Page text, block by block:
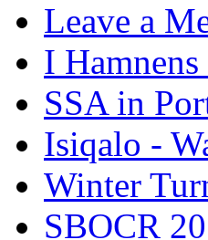
Leave a
I Hamnens
SSA in
Isiqalo -
Winter
SBOCR